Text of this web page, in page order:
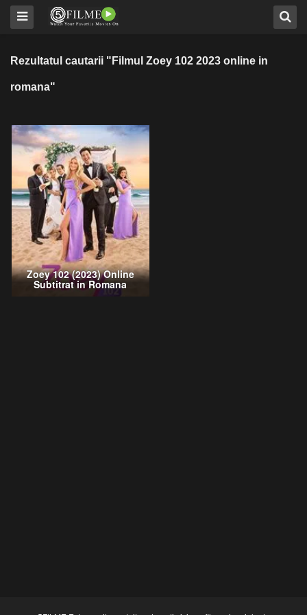
Rezultatul cautarii "Filmul Zoey 102 2023 online in
romana"
Zoey 102 (2023) Online
Subtitrat in Romana